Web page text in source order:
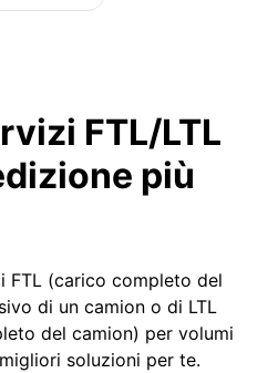
FTL/LTL
più
FTL (carico completo del
di un camion o di LTL
del camion) per volumi
soluzioni per te.